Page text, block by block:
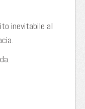
inevitabile al